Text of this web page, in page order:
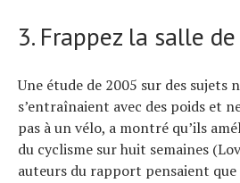
3. Frappez la salle
Une étude de 2005 sur des sujets
s’entraînaient avec des poids et
pas à un vélo, a montré qu’ils
du cyclisme sur huit semaines
auteurs du rapport pensaient que